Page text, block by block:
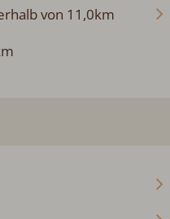
von 11,0km